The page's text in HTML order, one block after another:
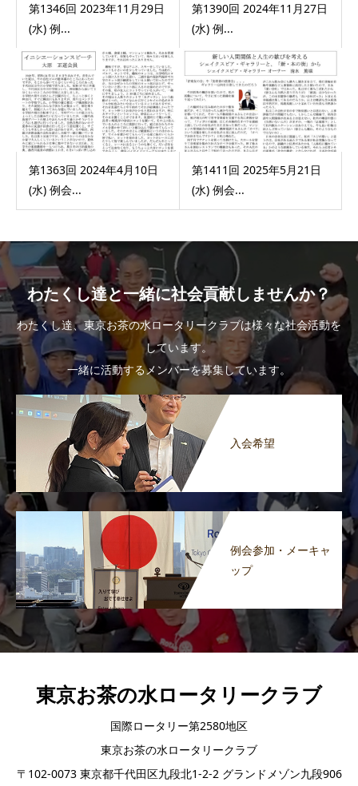
第1346回 2023年11月29日
(水) 例...
第1390回 2024年11月27日
(水) 例...
第1363回 2024年4月10日
(水) 例会...
第1411回 2025年5月21日
(水) 例会...
わたくし達と一緒に社会貢献しませんか？
わたくし達、東京お茶の水ロータリークラブは様々な社会活動を
しています。
一緒に活動するメンバーを募集しています。
入会希望
例会参加・メーキャ
ップ
東京お茶の水ロータリークラブ
国際ロータリー第2580地区
東京お茶の水ロータリークラブ
〒102-0073 東京都千代田区九段北1-2-2 グランドメゾン九段906